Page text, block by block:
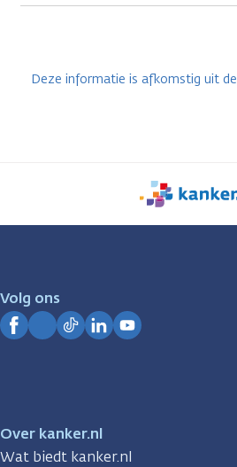
Deze informatie is afkomstig uit de
We
zijn
Volg ons
Over kanker.nl
Wat biedt kanker.nl